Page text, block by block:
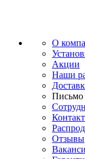
О
Акции
Наши
Письмо
Отзывы